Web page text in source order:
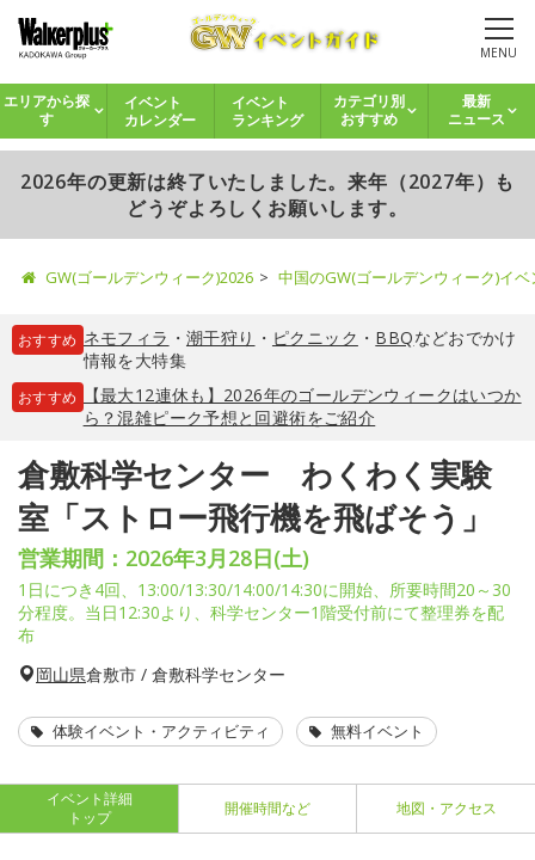
MENU
エリアから探
す
イベント
カレンダー
イベント
ランキング
カテゴリ別
おすすめ
最新
ニュース
2026年の更新は終了いたしました。来年（2027年）も
どうぞよろしくお願いします。
GW(ゴールデンウィーク)2026 中国のGW(ゴールデンウィーク)イ
おすすめ ネモフィラ ・ 潮干狩り ・ ピクニック ・ BBQなどおでかけ
情報を大特集
おすすめ
【最大12連休も】2026年のゴールデンウィークはいつか
ら？混雑ピーク予想と回避術をご紹介
倉敷科学センター わくわく実験
室「ストロー飛行機を飛ばそう」
営業期間：2026年3月28日(土)
1日につき4回、13:00/13:30/14:00/14:30に開始、所要時間20～30
分程度。当日12:30より、科学センター1階受付前にて整理券を配
布
岡山県倉敷市 / 倉敷科学センター
体験イベント・アクティビティ 無料イベント
イベント詳細
トップ
開催時間など 地図・アクセス